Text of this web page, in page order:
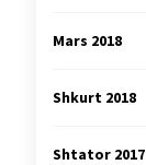
Mars 2018
Shkurt 2018
Shtator 2017